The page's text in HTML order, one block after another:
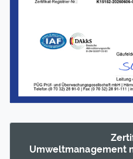
Umwelt­manage­ment